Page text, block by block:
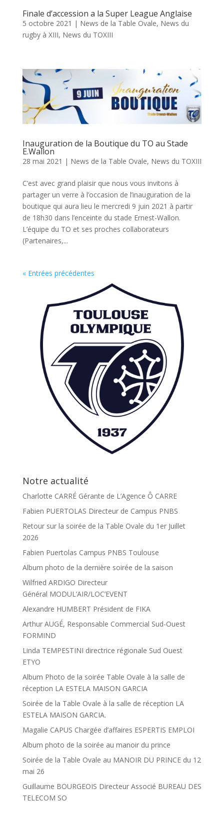
Finale d’accession a la Super League Anglaise
5 octobre 2021 | News de la Table Ovale, News du
rugby à XIII, News du TOXIII
Inauguration de la Boutique du TO au Stade
E.Wallon
28 mai 2021 | News de la Table Ovale, News du TOXIII
C’est avec grand plaisir que nous vous invitons à
partager un verre à l’occasion de l’inauguration de la
boutique qui aura lieu le mercredi 9 juin 2021 à partir
de 18h30 dans l’enceinte du stade Ernest-Wallon.
L’équipe du TO et ses proches collaborateurs
(Partenaires,...
« Entrées précédentes
Notre actualité
Charlotte CARRÉ Gérante de L’Agence Ô CARRE
Fabien PUERTOLAS Directeur de Campus PNBS
Retour sur la soirée de la Table Ovale du 1er Juillet
2026
Fabien Puertolas Campus PNBS Toulouse
Album photo de la dernière soirée de la saison
Wilfried ARDIGO Directeur
Général MODUL’AIR/LOC’EVENT
Alexandre HUMBERT Président de FIKA
Arthur AUGÉ, Responsable Commercial Sud-Ouest
FORMIND
Linda TEMPESTINI directrice régionale Sud Ouest
ETYO
Album Photo de la soirée Table Ovale à la salle de
réception LA ESTELA MAISON GARCIA
Soirée de la Table Ovale à la salle de réception LA
ESTELA MAISON GARCIA.
Magalie CAPUS Chargée d’affaires ESPERTIS EMPLOI
Album photo de la soirée au manoir du prince
Soirée de la Table Ovale au MANOIR DU PRINCE du 12
mai 26
Guillaume BOURGEOIS Directeur Associé BUREAU DES
TELECOM SO